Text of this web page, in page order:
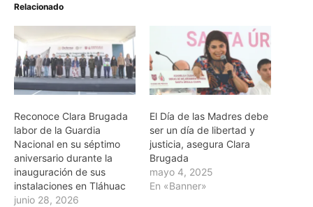
Relacionado
Reconoce Clara Brugada
labor de la Guardia
Nacional en su séptimo
aniversario durante la
inauguración de sus
instalaciones en Tláhuac
junio 28, 2026
El Día de las Madres debe
ser un día de libertad y
justicia, asegura Clara
Brugada
mayo 4, 2025
En «Banner»